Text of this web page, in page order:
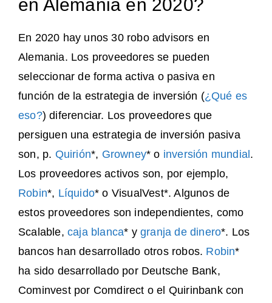
en Alemania en 2020?
En 2020 hay unos 30 robo advisors en
Alemania. Los proveedores se pueden
seleccionar de forma activa o pasiva en
función de la estrategia de inversión (¿Qué es
eso?) diferenciar. Los proveedores que
persiguen una estrategia de inversión pasiva
son, p. Quirión*, Growney* o inversión mundial .
Los proveedores activos son, por ejemplo,
Robin*, Líquido* o VisualVest*. Algunos de
estos proveedores son independientes, como
Scalable, caja blanca* ygranja de dinero*. Los
bancos han desarrollado otros robos. Robin*
ha sido desarrollado por Deutsche Bank,
Cominvest por Comdirect o el Quirinbank con